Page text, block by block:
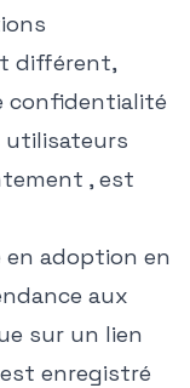
différent,
confidentialité
utilisateurs
, est
adoption en
aux
sur un lien
enregistré